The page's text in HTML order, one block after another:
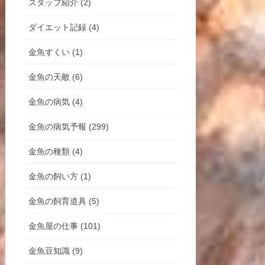
スタッフ紹介 (2)
ダイエット記録 (4)
金魚すくい (1)
金魚の天敵 (6)
金魚の病気 (4)
金魚の病気予報 (299)
金魚の種類 (4)
金魚の飼い方 (1)
金魚の飼育道具 (5)
金魚屋の仕事 (101)
金魚豆知識 (9)